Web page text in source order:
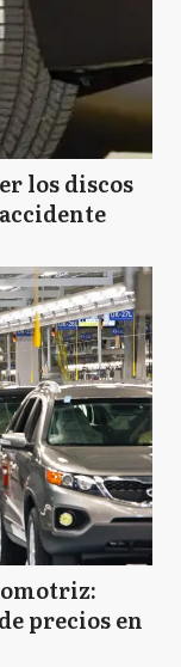
los discos
precios en